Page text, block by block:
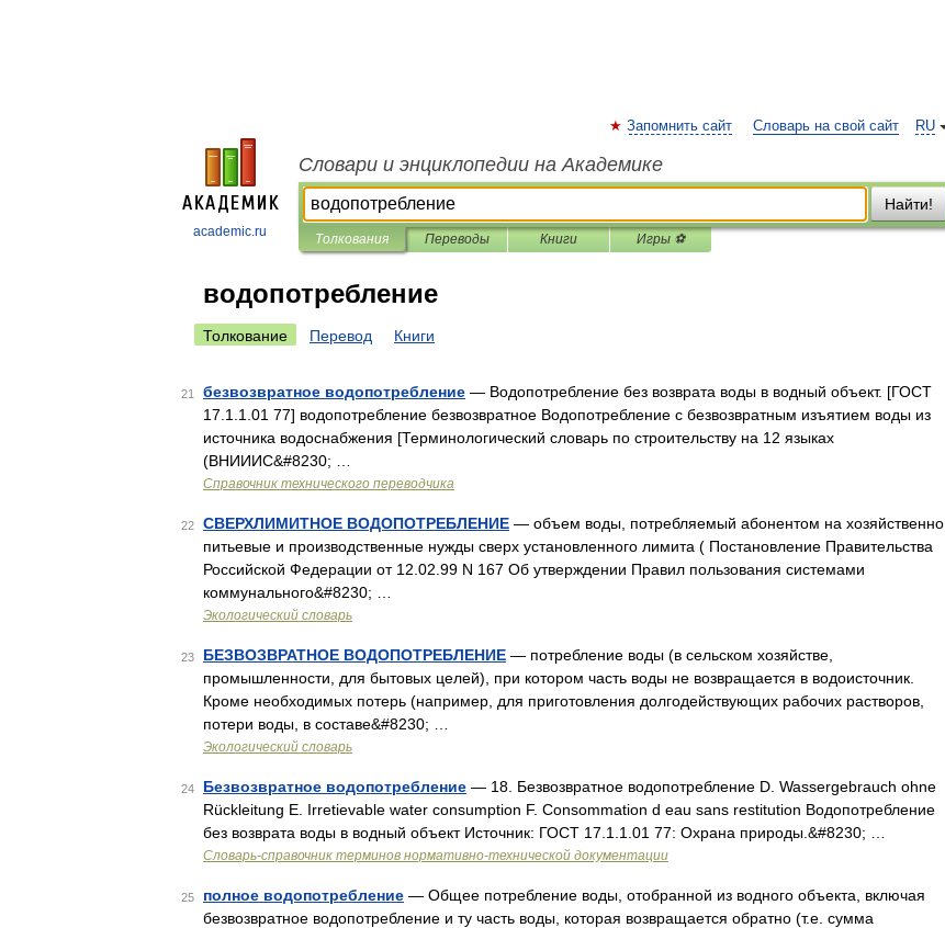
academic.ru
RU
Запомнить сайт Словарь на свой сайт
Словари и энциклопедии на Академике
Найти!
Толкования Переводы Книги Игры ⚽
водопотребление
Толкование Перевод Книги
21 безвозвратное водопотребление — Водопотребление без возврата воды в водный объект. [ГОСТ
17.1.1.01 77] водопотребление безвозвратное Водопотребление с безвозвратным изъятием воды из
источника водоснабжения [Терминологический словарь по строительству на 12 языках
(ВНИИИС&#8230; …
Справочник технического переводчика
22 СВЕРХЛИМИТНОЕ ВОДОПОТРЕБЛЕНИЕ — объем воды, потребляемый абонентом на хозяйственно
питьевые и производственные нужды сверх установленного лимита ( Постановление Правительства
Российской Федерации от 12.02.99 N 167 Об утверждении Правил пользования системами
коммунального&#8230; …
Экологический словарь
23 БЕЗВОЗВРАТНОЕ ВОДОПОТРЕБЛЕНИЕ — потребление воды (в сельском хозяйстве,
промышленности, для бытовых целей), при котором часть воды не возвращается в водоисточник.
Кроме необходимых потерь (например, для приготовления долгодействующих рабочих растворов,
потери воды, в составе&#8230; …
Экологический словарь
24 Безвозвратное водопотребление — 18. Безвозвратное водопотребление D. Wassergebrauch ohne
Rückleitung E. Irretievable water consumption F. Consommation d eau sans restitution Водопотребление
без возврата воды в водный объект Источник: ГОСТ 17.1.1.01 77: Охрана природы.&#8230; …
Словарь-справочник терминов нормативно-технической документации
25 полное водопотребление — Общее потребление воды, отобранной из водного объекта, включая
безвозвратное водопотребление и ту часть воды, которая возвращается обратно (т.е. сумма